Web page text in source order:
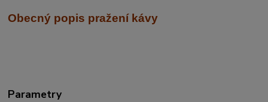
Obecný popis pražení kávy
Parametry